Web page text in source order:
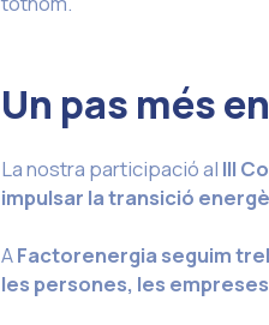
Un pas més
La nostra participació al III
impulsar la transició
AFactorenergia seguim
les persones, les